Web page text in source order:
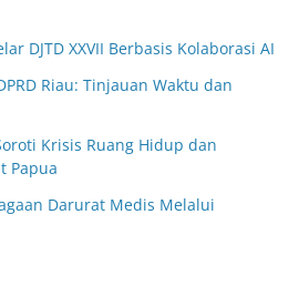
DJTD XXVII Berbasis Kolaborasi AI
Riau: Tinjauan Waktu dan
Krisis Ruang Hidup dan
Papua
Darurat Medis Melalui